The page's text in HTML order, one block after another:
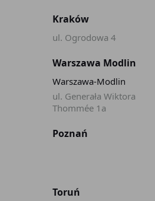
Kraków
ul. Ogrodowa 4
Warszawa Modlin
Warszawa-Modlin
ul. Generała Wiktora
Thommée 1a
Poznań
Toruń